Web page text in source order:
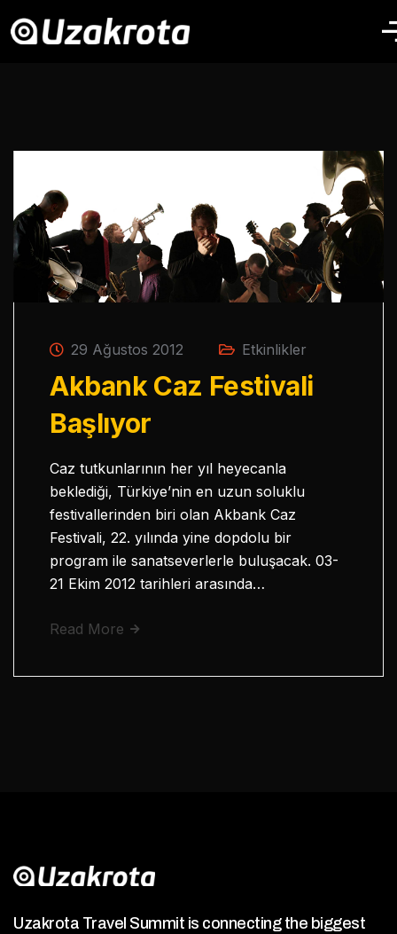
29 Ağustos 2012 Etkinlikler
Akbank Caz Festivali
Başlıyor
Caz tutkunlarının her yıl heyecanla
beklediği, Türkiye’nin en uzun soluklu
festivallerinden biri olan Akbank Caz
Festivali, 22. yılında yine dopdolu bir
program ile sanatseverlerle buluşacak. 03-
21 Ekim 2012 tarihleri arasında…
Read More
Uzakrota Travel Summit is connecting the biggest